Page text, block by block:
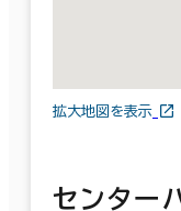
拡大地図を表示
センター